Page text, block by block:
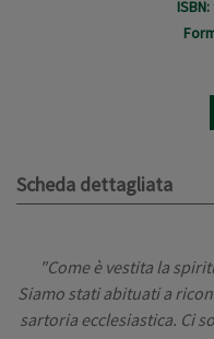
ISBN:
Scheda dettagliata
"Come è vestita la
Siamo stati abituati a
sartoria ecclesiastica. Ci